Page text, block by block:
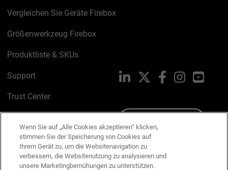
Vergleichen Sie Geräte Firebox
Größenwerkzeug Firebox
Produktliste & SKUs
Support
Trust Center
Cookie-Richtlinie
Datenschutzrichtlinie
LinkedIn FacebookInstagram
Wenn Sie auf „Alle Cookies akzeptieren“ klicken,
stimmen Sie der Speicherung von Cookies auf
Ihrem Gerät zu, um die Websitenavigation zu
verbessern, die Websitenutzung zu analysieren und
unsere Marketingbemühungen zu unterstützen.